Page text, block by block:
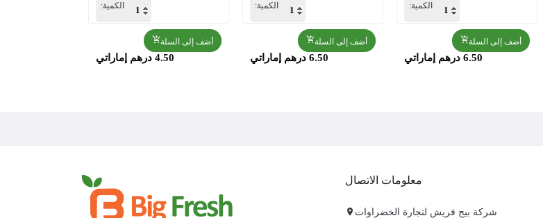
الكمية:
أضف إلى السلة
4.50 درهم إماراتي
الكمية:
أضف إلى السلة
6.50 درهم إماراتي
الكمية:
أضف إلى السلة
6.50 درهم إماراتي
معلومات الاتصال
شركة بيج فريش لتجارة الخضراوات